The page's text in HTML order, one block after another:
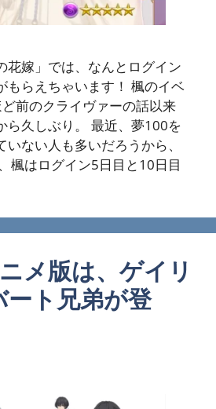
花嫁」では、なんとログイン
もらえちゃいます！ 楓のイベ
前のクライヴァーの話以来
ら久しぶり。 最近、夢100を
ない人も多いだろうから、
楓はログイン5日目と10日目
メ版は、ゲイリ
ト兄弟が登